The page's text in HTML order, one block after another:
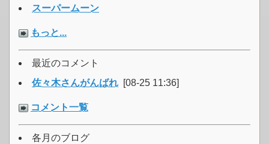
スーパームーン
もっと...
最近のコメント
佐々木さんがんばれ [08-25 11:36]
コメント一覧
各月のブログ